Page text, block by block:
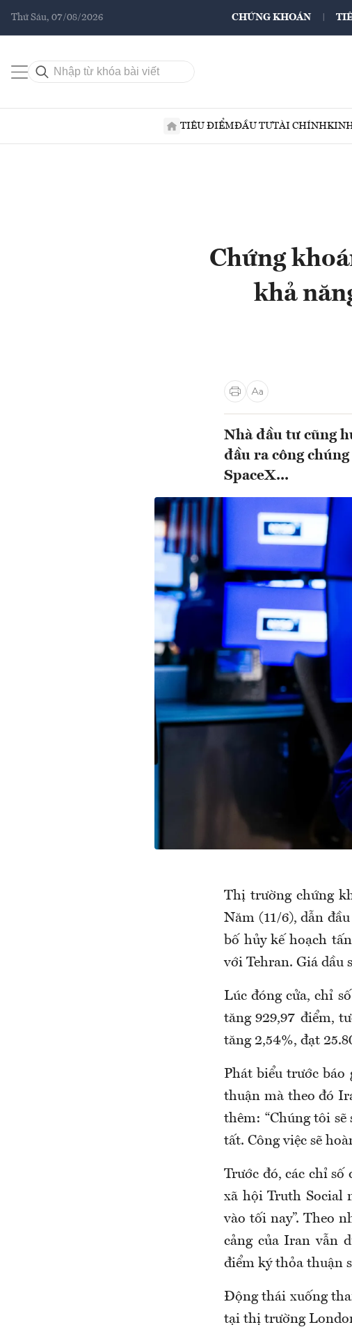
Thứ Sáu, 07/08/2026 CHỨNG KHOÁN
TIÊU ĐIỂMĐẦU TƯTÀI CHÍNH
Chứng
khả
Nhà đầu tư cũng
đầu ra công
SpaceX...
Thị trường chứng
Năm (11/6), dẫn
bố hủy kế hoạch
với Tehran. Giá dầu
Lúc đóng cửa, chỉ
tăng 929,97 điểm,
tăng 2,54%, đạt
Phát biểu trước
thuận mà theo đó
thêm: “Chúng tôi
tất. Công việc sẽ
Trước đó, các chỉ
xã hội Truth Social
vào tối nay”. Theo
cảng của Iran vẫn
điểm ký thỏa thuận
Động thái xuống
tại thị trường